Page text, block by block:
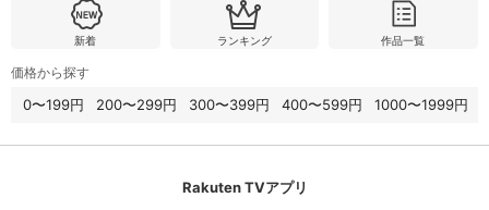
新着 ランキング 作品一覧
価格から探す
0〜199円 200〜299円 300〜399円 400〜599円 1000〜1999円
Rakuten TVアプリ